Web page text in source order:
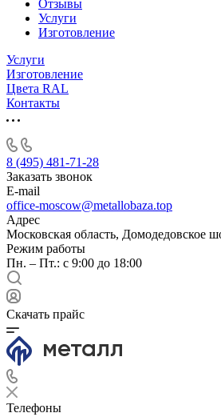
Отзывы
Услуги
Изготовление
Услуги
Изготовление
Цвета RAL
Контакты
8 (495) 481-71-28
Заказать звонок
E-mail
office-moscow@metallobaza.top
Адрес
Московская область, Домодедовское
Режим работы
Пн. – Пт.: с 9:00 до 18:00
Скачать прайс
Телефоны